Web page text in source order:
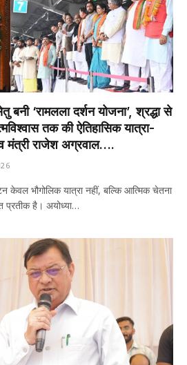
‘रामलला दर्शन योजना’, श्रद्धा से
तक की ऐतिहासिक यात्रा-
मंत्री राजेश अग्रवाल….
केवल भौगोलिक यात्रा नहीं, बल्कि आत्मिक चेतना
प्रतीक है। अयोध्या…